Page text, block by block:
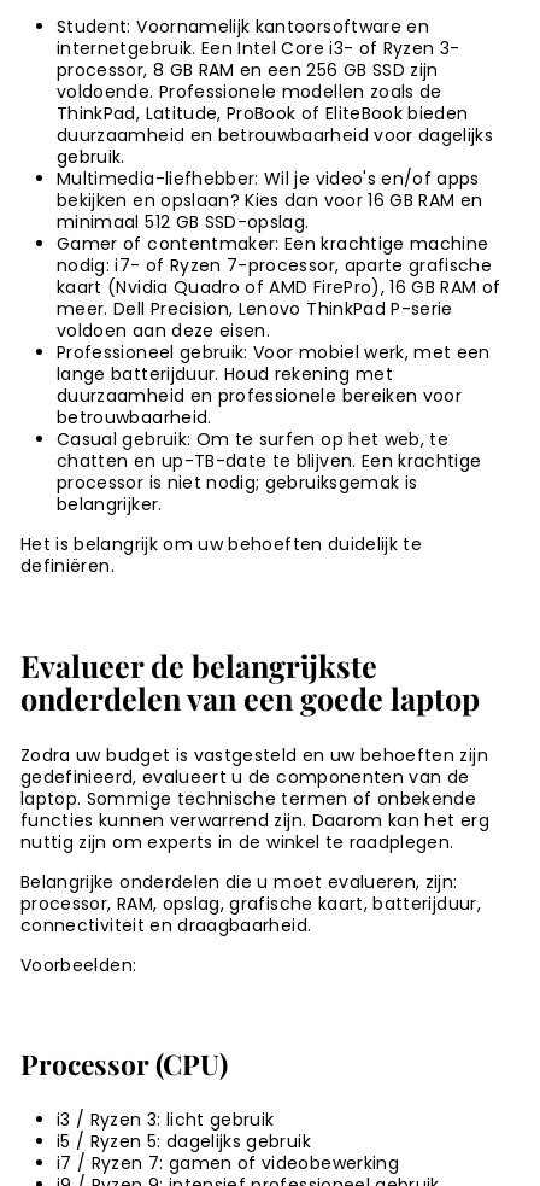
Student: Voornamelijk kantoorsoftware en
internetgebruik. Een Intel Core i3- of Ryzen 3-
processor, 8 GB RAM en een 256 GB SSD zijn
voldoende. Professionele modellen zoals de
ThinkPad, Latitude, ProBook of EliteBook bieden
duurzaamheid en betrouwbaarheid voor dagelijks
gebruik.
Multimedia-liefhebber: Wil je video's en/of apps
bekijken en opslaan? Kies dan voor 16 GB RAM en
minimaal 512 GB SSD-opslag.
Gamer of contentmaker: Een krachtige machine
nodig: i7- of Ryzen 7-processor, aparte grafische
kaart (Nvidia Quadro of AMD FirePro), 16 GB RAM of
meer. Dell Precision, Lenovo ThinkPad P-serie
voldoen aan deze eisen.
Professioneel gebruik: Voor mobiel werk, met een
lange batterijduur. Houd rekening met
duurzaamheid en professionele bereiken voor
betrouwbaarheid.
Casual gebruik: Om te surfen op het web, te
chatten en up-TB-date te blijven. Een krachtige
processor is niet nodig; gebruiksgemak is
belangrijker.
Het is belangrijk om uw behoeften duidelijk te
definiëren.
Evalueer de belangrijkste
onderdelen van een goede laptop
Zodra uw budget is vastgesteld en uw behoeften zijn
gedefinieerd, evalueert u de componenten van de
laptop. Sommige technische termen of onbekende
functies kunnen verwarrend zijn. Daarom kan het erg
nuttig zijn om experts in de winkel te raadplegen.
Belangrijke onderdelen die u moet evalueren, zijn:
processor, RAM, opslag, grafische kaart, batterijduur,
connectiviteit en draagbaarheid.
Voorbeelden:
Processor (CPU)
i3 / Ryzen 3: licht gebruik
i5 / Ryzen 5: dagelijks gebruik
i7 / Ryzen 7: gamen of videobewerking